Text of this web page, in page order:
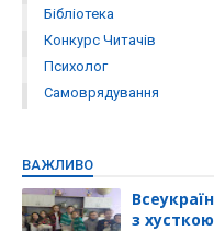
Бібліотека
Конкурс Читачів
Психолог
Самоврядування
ВАЖЛИВО
з